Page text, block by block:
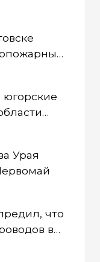
югорские
Урая
что
в
для